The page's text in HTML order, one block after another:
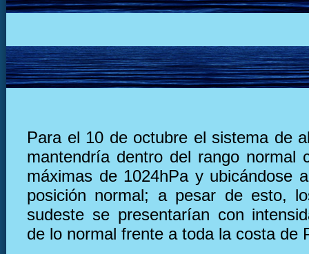
Para el 10 de octubre el sistema de
mantendría dentro del rango normal
máximas de 1024hPa y ubicándose
posición normal; a pesar de esto,
sudeste se presentarían con
de lo normal frente a toda la costa de